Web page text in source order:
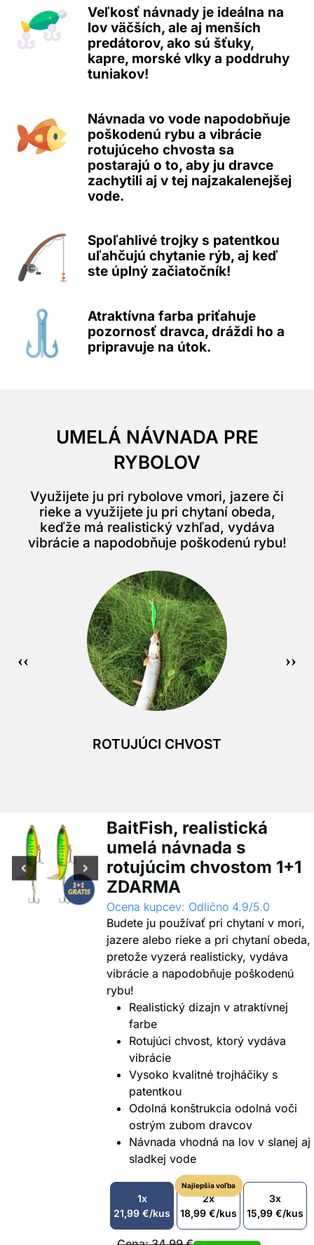
Veľkosť návnady je ideálna na
lov väčších, ale aj menších
predátorov, ako sú šťuky,
kapre, morské vlky a poddruhy
tuniakov!
Návnada vo vode napodobňuje
poškodenú rybu a vibrácie
rotujúceho chvosta sa
postarajú o to, aby ju dravce
zachytili aj v tej najzakalenejšej
vode.
Spoľahlivé trojky s patentkou
uľahčujú chytanie rýb, aj keď
ste úplný začiatočník!
Atraktívna farba priťahuje
pozornosť dravca, dráždi ho a
pripravuje na útok.
UMELÁ NÁVNADA PRE
RYBOLOV
Využijete ju pri rybolove vmori, jazere či
rieke a využijete ju pri chytaní obeda,
keďže má realistický vzhľad, vydáva
vibrácie a napodobňuje poškodenú rybu!
ROTUJÚCI CHVOST
BaitFish, realistická
umelá návnada s
rotujúcim chvostom 1+1
ZDARMA
Ocena kupcev: Odlično 4.9/5.0
Budete ju používať pri chytaní v mori,
jazere alebo rieke a pri chytaní obeda,
pretože vyzerá realisticky, vydáva
vibrácie a napodobňuje poškodenú
rybu!
Realistický dizajn v atraktívnej
farbe
Rotujúci chvost, ktorý vydáva
vibrácie
Vysoko kvalitné trojháčiky s
patentkou
Odolná konštrukcia odolná voči
ostrým zubom dravcov
Návnada vhodná na lov v slanej aj
sladkej vode
1x
21,99 €/kus
Najlepšia voľba
2x
18,99 €/kus
3x
15,99 €/kus